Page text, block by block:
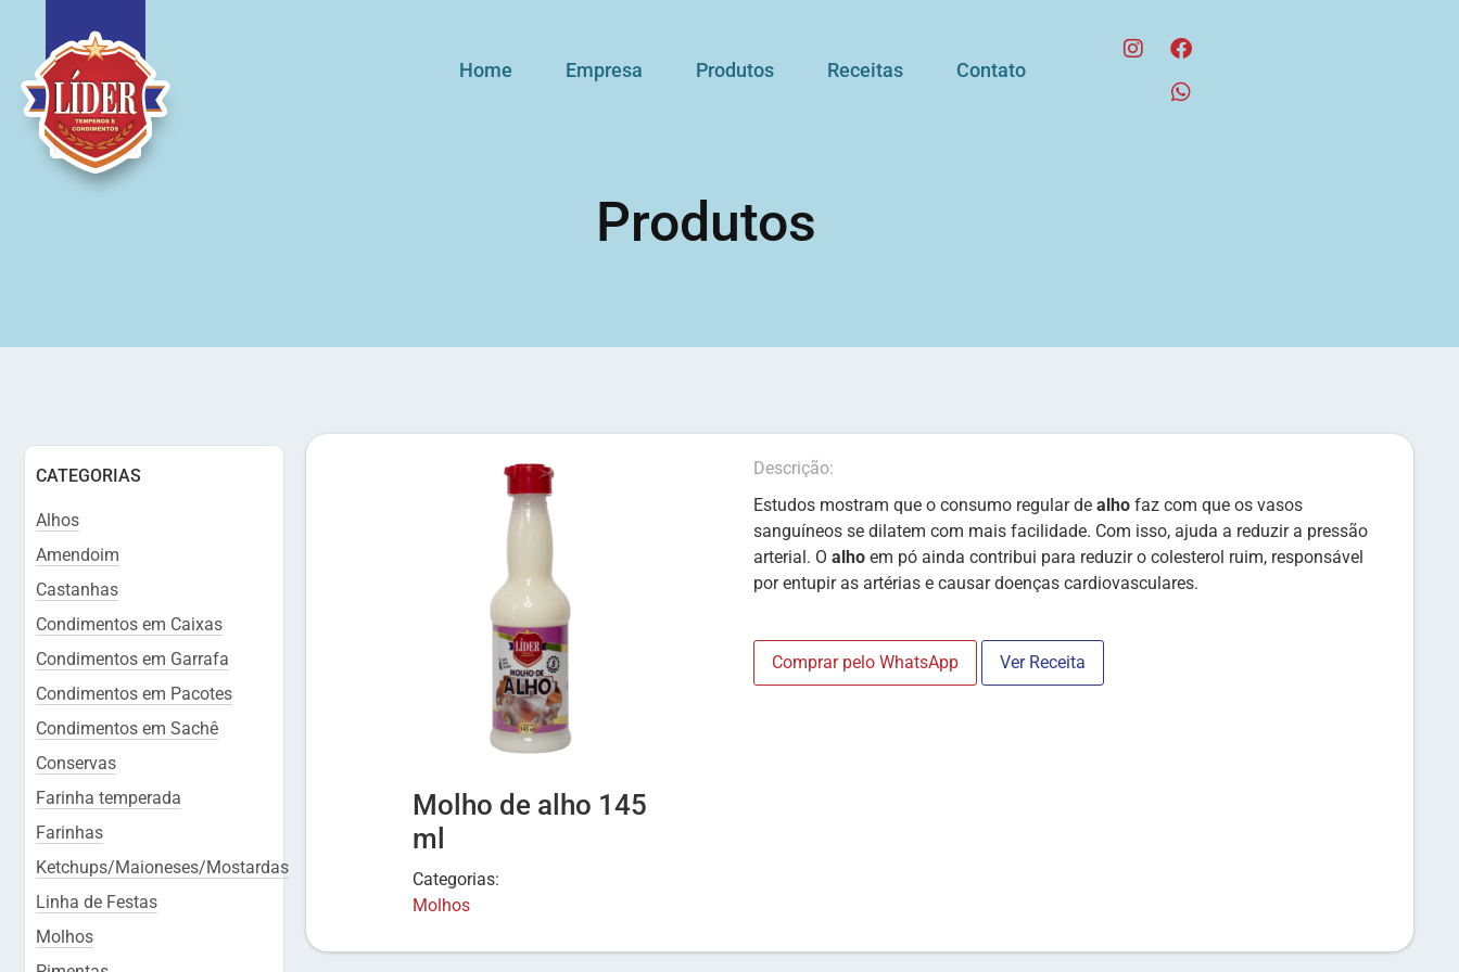
Home Empresa Produtos Receitas Contato
Produtos
CATEGORIAS
Alhos
Amendoim
Castanhas
Condimentos em Caixas
Condimentos em Garrafa
Condimentos em Pacotes
Condimentos em Sachê
Conservas
Farinha temperada
Farinhas
Ketchups/Maioneses/Mostardas
Linha de Festas
Molhos
Molho de alho 145
ml
Categorias:
Molhos
Descrição:
Estudos mostram que o consumo regular de alho faz com que os vasos
sanguíneos se dilatem com mais facilidade. Com isso, ajuda a reduzir a pressão
arterial. O alho em pó ainda contribui para reduzir o colesterol ruim, responsável
por entupir as artérias e causar doenças cardiovasculares.
Comprar pelo WhatsApp Ver Receita